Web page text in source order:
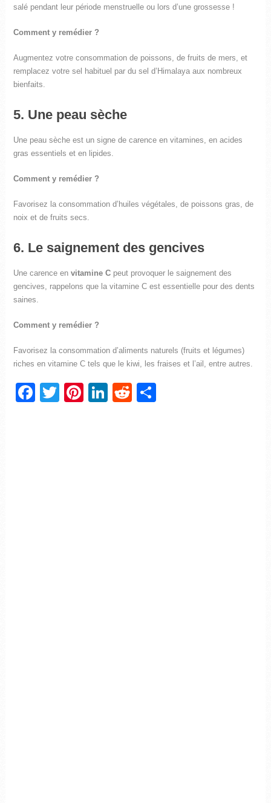
salé pendant leur période menstruelle ou lors d’une grossesse !
Comment y remédier ?
Augmentez votre consommation de poissons, de fruits de mers, et
remplacez votre sel habituel par du sel d’Himalaya aux nombreux
bienfaits.
5. Une peau sèche
Une peau sèche est un signe de carence en vitamines, en acides
gras essentiels et en lipides.
Comment y remédier ?
Favorisez la consommation d’huiles végétales, de poissons gras, de
noix et de fruits secs.
6. Le saignement des gencives
Une carence en vitamine C peut provoquer le saignement des
gencives, rappelons que la vitamine C est essentielle pour des dents
saines.
Comment y remédier ?
Favorisez la consommation d’aliments naturels (fruits et légumes)
riches en vitamine C tels que le kiwi, les fraises et l’ail, entre autres.
Facebook
TwitterPinterest
LinkedIn
Reddit